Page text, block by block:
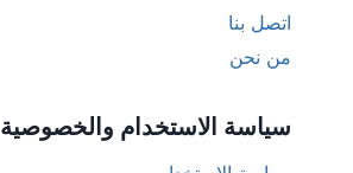
اتصل بنا
من نحن
سياسة الاستخدام والخصوصية